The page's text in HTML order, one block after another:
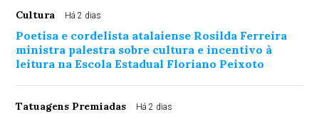
Cultura Há 2 dias
Poetisa e cordelista atalaiense Rosilda Ferreira
ministra palestra sobre cultura e incentivo à
leitura na Escola Estadual Floriano Peixoto
Tatuagens Premiadas Há 2 dias